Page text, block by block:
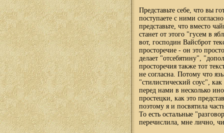
Представьте себе, что вы
поступаете с ними
представьте, что вместо
станет от этого "гусем в
вот, господин Вайсброт
просторечие - он это
делает "отсебятину",
просторечия также тот
не согласна. Потому что
"стилистический соус",
перед нами в несколько
простецки, как это
поэтому я и посвятила
То есть остальные
перечислила, мне лично,